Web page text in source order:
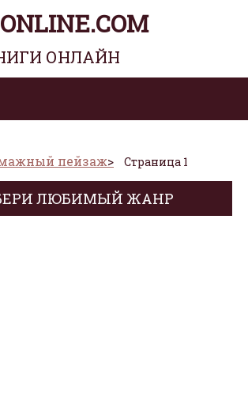
ОНЛАЙН
пейзаж Страница 1
ЛЮБИМЫЙ ЖАНР